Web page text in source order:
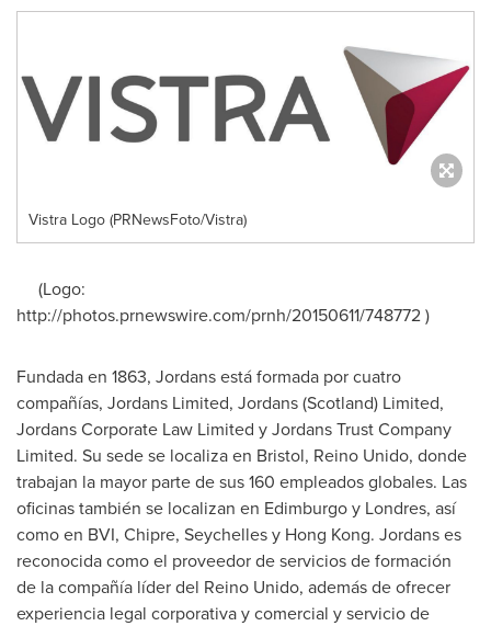
Vistra Logo (PRNewsFoto/Vistra)
(Logo:
http://photos.prnewswire.com/prnh/20150611/748772 )
Fundada en 1863, Jordans está formada por cuatro
compañías, Jordans Limited, Jordans (Scotland) Limited,
Jordans Corporate Law Limited y Jordans Trust Company
Limited. Su sede se localiza en Bristol, Reino Unido, donde
trabajan la mayor parte de sus 160 empleados globales. Las
oficinas también se localizan en Edimburgo y Londres, así
como en BVI, Chipre, Seychellesy Hong Kong. Jordans es
reconocida como el proveedor de servicios de formación
de la compañía líder del Reino Unido, además de ofrecer
experiencia legal corporativa y comercial y servicio de